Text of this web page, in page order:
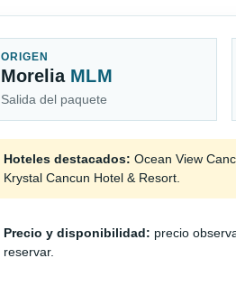
ORIGEN
Morelia MLM
Salida del paquete
Hoteles destacados: Ocean View
Krystal Cancun Hotel & Resort.
Precio y disponibilidad: precio
reservar.